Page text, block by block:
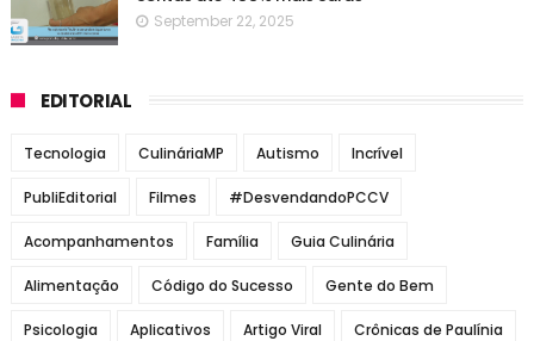
September 22, 2025
EDITORIAL
Tecnologia CulináriaMP Autismo Incrível
PubliEditorial Filmes #DesvendandoPCCV
Acompanhamentos Família Guia Culinária
Alimentação Código do Sucesso Gente do Bem
Psicologia Aplicativos Artigo Viral Crônicas de Paulínia